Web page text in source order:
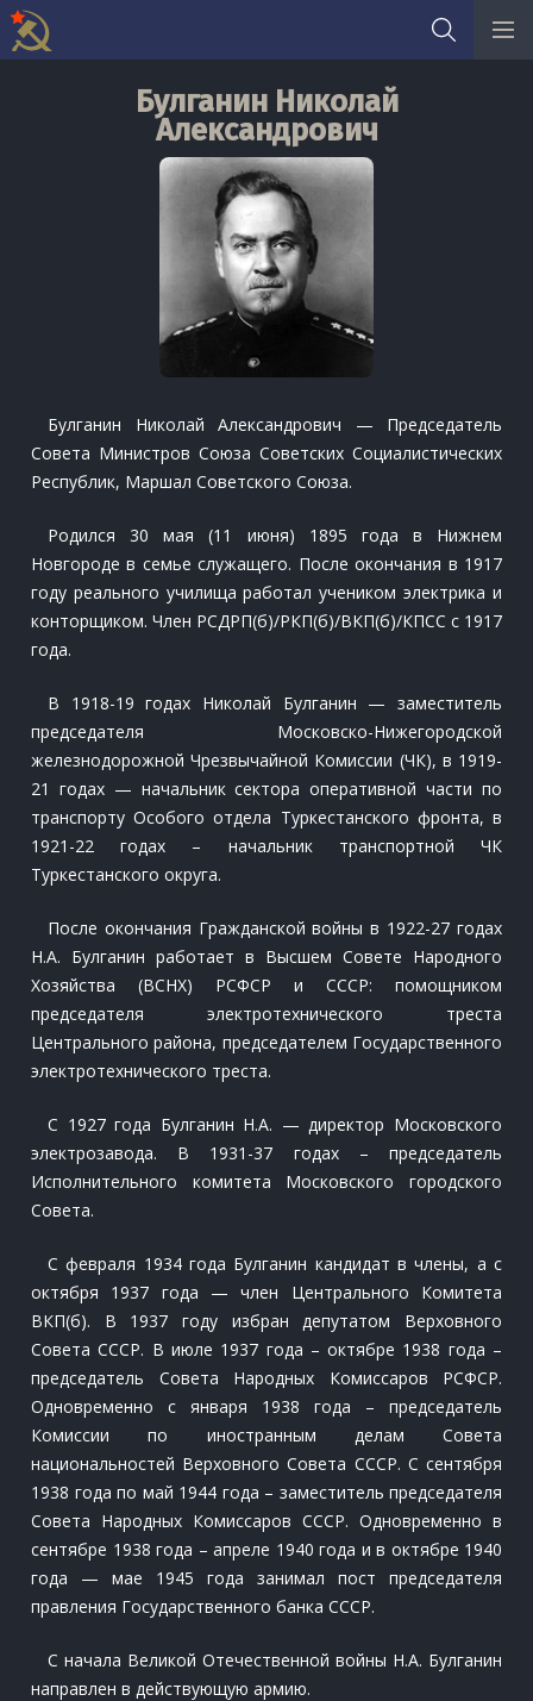
Булганин Николай
Александрович
Булганин Николай Александрович — Председатель
Совета Министров Союза Советских Социалистических
Республик, Маршал Советского Союза.
Родился 30 мая (11 июня) 1895 года в Нижнем
Новгороде в семье служащего. После окончания в 1917
году реального училища работал учеником электрика и
конторщиком. Член РСДРП(б)/РКП(б)/ВКП(б)/КПСС с 1917
года.
В 1918-19 годах Николай Булганин — заместитель
председателя Московско-Нижегородской
железнодорожной Чрезвычайной Комиссии (ЧК), в 1919-
21 годах — начальник сектора оперативной части по
транспорту Особого отдела Туркестанского фронта, в
1921-22 годах – начальник транспортной ЧК
Туркестанского округа.
После окончания Гражданской войны в 1922-27 годах
Н.А. Булганин работает в Высшем Совете Народного
Хозяйства (ВСНХ) РСФСР и СССР: помощником
председателя электротехнического треста
Центрального района, председателем Государственного
электротехнического треста.
С 1927 года Булганин Н.А. — директор Московского
электрозавода. В 1931-37 годах – председатель
Исполнительного комитета Московского городского
Совета.
С февраля 1934 года Булганин кандидат в члены, а с
октября 1937 года — член Центрального Комитета
ВКП(б). В 1937 году избран депутатом Верховного
Совета СССР. В июле 1937 года – октябре 1938 года –
председатель Совета Народных Комиссаров РСФСР.
Одновременно с января 1938 года – председатель
Комиссии по иностранным делам Совета
национальностей Верховного Совета СССР. С сентября
1938 года по май 1944 года – заместитель председателя
Совета Народных Комиссаров СССР. Одновременно в
сентябре 1938 года – апреле 1940 года и в октябре 1940
года — мае 1945 года занимал пост председателя
правления Государственного банка СССР.
С начала Великой Отечественной войны Н.А. Булганин
направлен в действующую армию.